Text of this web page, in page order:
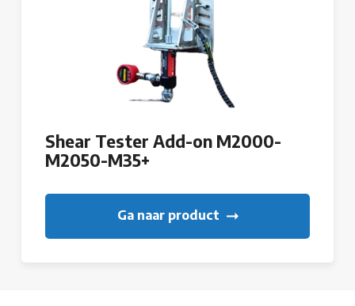
Shear Tester Add-on M2000-
M2050-M35+
Ga naar product